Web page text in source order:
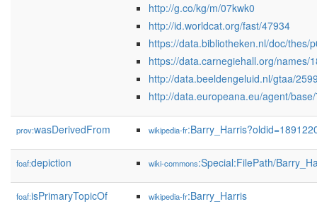
http://g.co/kg/m/07kwk0
http://id.worldcat.org/fast/47934
https://data.bibliotheken.nl/doc/thes/
https://data.carnegiehall.org/names/
http://data.beeldengeluid.nl/gtaa/
http://data.europeana.eu/agent/
prov:wasDerivedFrom wikipedia-fr
foaf:depiction wiki-commons:Special:FilePath/
foaf:isPrimaryTopicOf wikipedia-fr:Barry_Harris